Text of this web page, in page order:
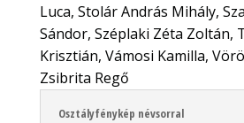
Luca, Stolár András Mihály,
Sándor, Széplaki Zéta Zoltán,
Krisztián, Vámosi Kamilla,
Zsibrita Regő
Osztályfénykép névsorral